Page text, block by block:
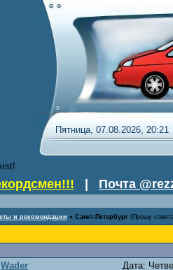
Пятница,
Почта
и рекомендации » Санкт-Петербург (Прошу
Wader Дата: